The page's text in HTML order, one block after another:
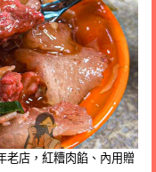
老店，紅糟肉餡、內用贈